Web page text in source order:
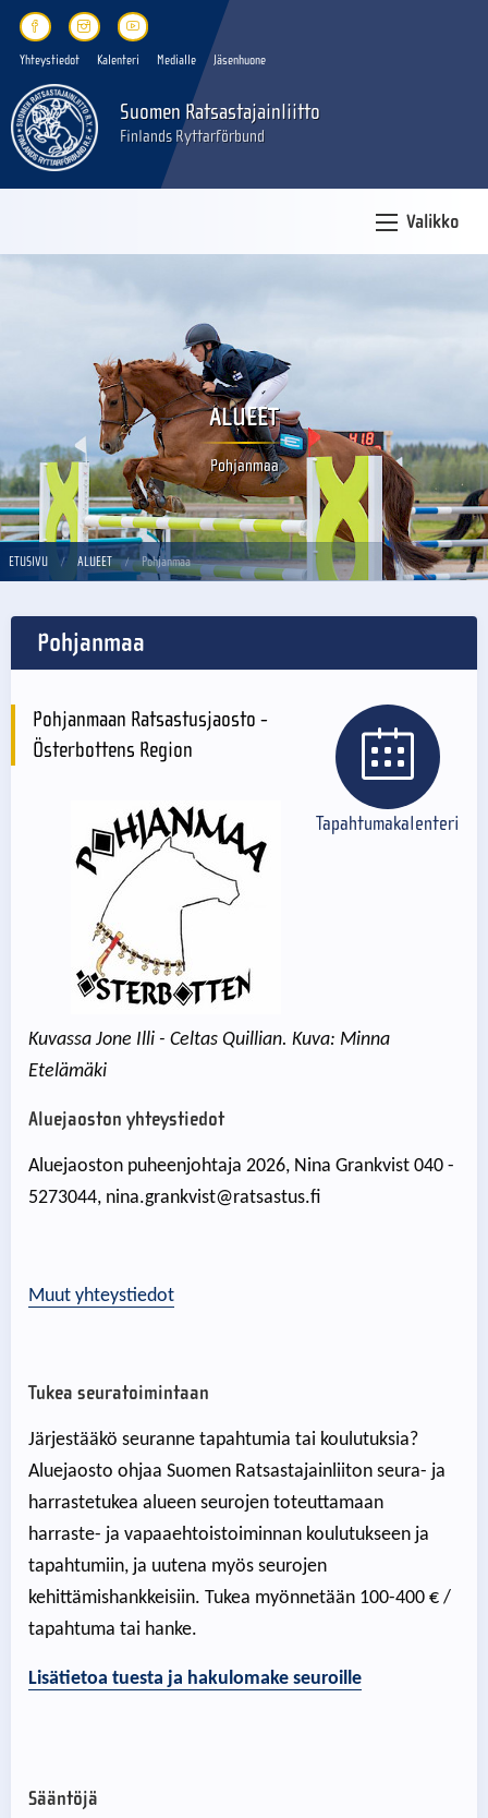
Yhteystiedot Kalenteri Medialle Jäsenhuone
Suomen Ratsastajainliitto
Finlands Ryttarförbund
Valikko
ALUEET
Pohjanmaa
ETUSIVU ALUEET Pohjanmaa
Pohjanmaa
Tapahtumakalenteri
Pohjanmaan Ratsastusjaosto -
Österbottens Region
Kuvassa Jone Illi - Celtas Quillian. Kuva: Minna
Etelämäki
Aluejaoston yhteystiedot
Aluejaoston puheenjohtaja 2026, Nina Grankvist 040 -
5273044, nina.grankvist@ratsastus.fi
Muut yhteystiedot
Tukea seuratoimintaan
Järjestääkö seuranne tapahtumia tai koulutuksia?
Aluejaosto ohjaa Suomen Ratsastajainliiton seura- ja
harrastetukea alueen seurojen toteuttamaan
harraste- ja vapaaehtoistoiminnan koulutukseen ja
tapahtumiin, ja uutena myös seurojen
kehittämishankkeisiin. Tukea myönnetään 100-400 € /
tapahtuma tai hanke.
Lisätietoa tuesta ja hakulomake seuroille
Sääntöjä